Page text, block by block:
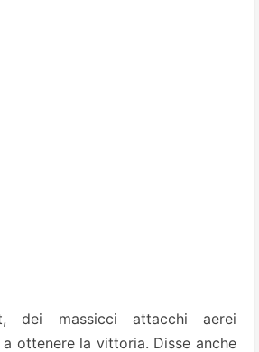
dei massicci attacchi aerei
ottenere la vittoria. Disse anche